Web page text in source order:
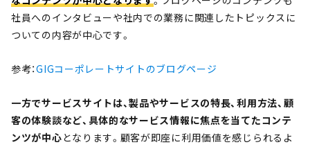
社員へのインタビューや社内での業務に関連したトピックスに
ついての内容が中心です。
参考：GIGコーポレートサイトのブログページ
一方でサービスサイトは、製品やサービスの特長、利用方法、顧
客の体験談など、具体的なサービス情報に焦点を当てたコンテ
ンツが中心となります。顧客が即座に利用価値を感じられるよ